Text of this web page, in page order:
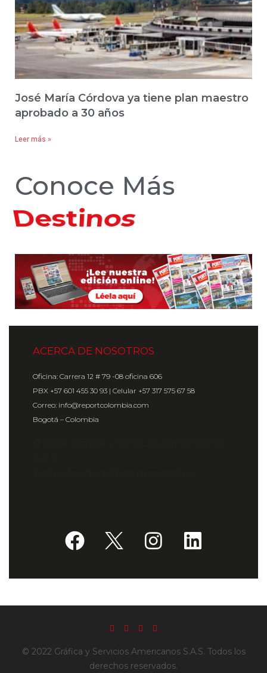
José María Córdova ya tiene plan maestro
aprobado a 30 años
Leer más »
Conoce Más
Hoteles
ACERCA DE NOSOTROS
Oficina: Carrera 12 # 79 -08 oficina 606
PBX +57 601 455 30 93 | Celular +57 317 575 67 58
Correo: info@reportcolombia.com
Bogotá – Colombia
© 2022 Gráfica y Servicios Americanos S.A.S. Todos los
derechos reservados.